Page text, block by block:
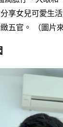
享女兒可愛生
五官。 （圖片